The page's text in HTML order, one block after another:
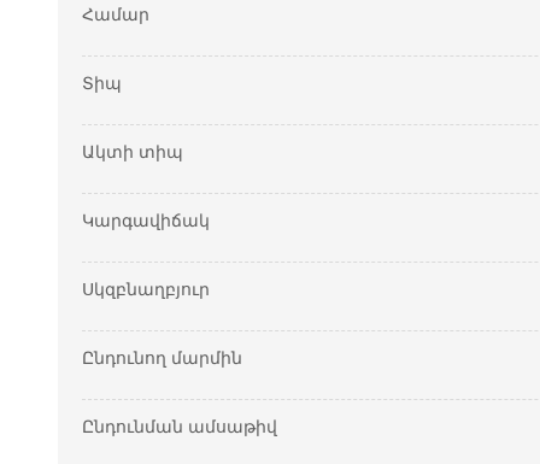
Համար
Տիպ
Ակտի տիպ
Կարգավիճակ
Սկզբնաղբյուր
Ընդունող մարմին
Ընդունման ամսաթիվ